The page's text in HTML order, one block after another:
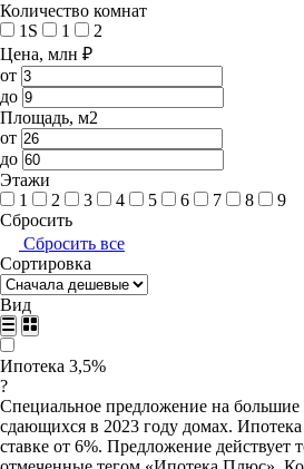
Количество комнат
1S
1
2
Цена, млн ₽
от
до
Площадь, м2
от
до
Этажи
1
2 3 4 5 6 7 8
9
Сбросить
Сбросить все
Сортировка
Вид
Ипотека 3,5%
?
Специальное предложение на
сдающихся в 2023 году домах.
ставке от 6%. Предложение действует